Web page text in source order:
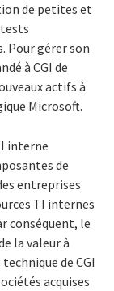
de petites et
Pour gérer son
à CGI de
actifs à
Microsoft.
interne
de
entreprises
TI internes
conséquent, le
la valeur à
de CGI
acquises